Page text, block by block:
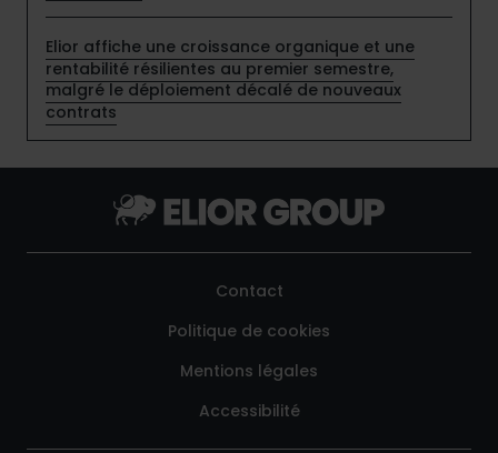
Elior affiche une croissance organique et une
rentabilité résilientes au premier semestre,
malgré le déploiement décalé de nouveaux
contrats
Contact
Politique de cookies
Mentions légales
Accessibilité